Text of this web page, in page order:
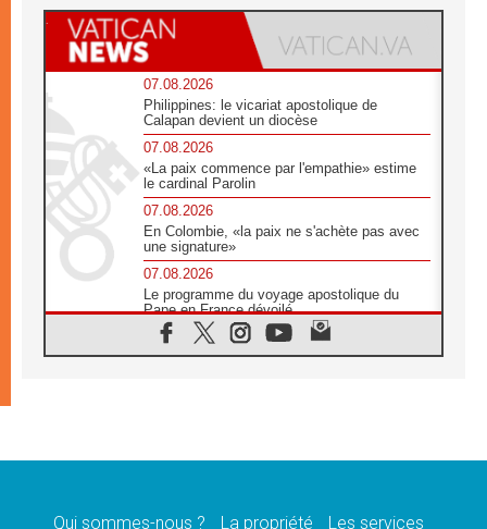
07.08.2026
Philippines: le vicariat apostolique de
Calapan devient un diocèse
07.08.2026
«La paix commence par l'empathie» estime
le cardinal Parolin
07.08.2026
En Colombie, «la paix ne s'achète pas avec
une signature»
07.08.2026
Le programme du voyage apostolique du
Pape en France dévoilé
07.08.2026
1ère Conférence continentale sur l'éducation
07.08.2026
Qui sommes-nous ? La propriété Les services